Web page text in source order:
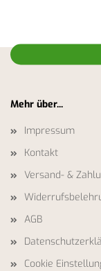
Mehr über...
Impressum
Kontakt
Versand- &
AGB
Cookie